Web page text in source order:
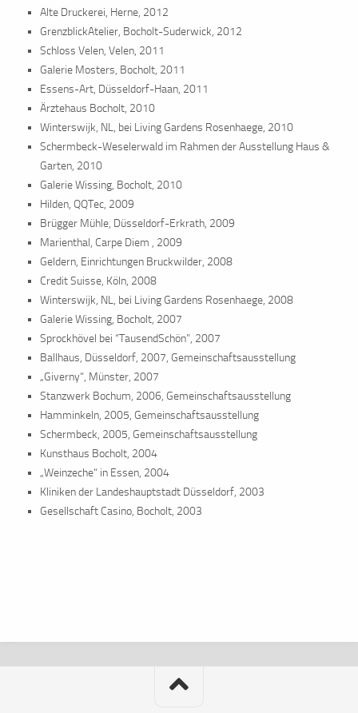
Alte Druckerei, Herne, 2012
GrenzblickAtelier, Bocholt-Suderwick, 2012
Schloss Velen, Velen, 2011
Galerie Mosters, Bocholt, 2011
Essens-Art, Düsseldorf-Haan, 2011
Ärztehaus Bocholt, 2010
Winterswijk, NL, bei Living Gardens Rosenhaege, 2010
Schermbeck-Weselerwald im Rahmen der Ausstellung Haus &
Garten, 2010
Galerie Wissing, Bocholt, 2010
Hilden, QQTec, 2009
Brügger Mühle, Düsseldorf-Erkrath, 2009
Marienthal, Carpe Diem , 2009
Geldern, Einrichtungen Bruckwilder, 2008
Credit Suisse, Köln, 2008
Winterswijk, NL, bei Living Gardens Rosenhaege, 2008
Galerie Wissing, Bocholt, 2007
Sprockhövel bei “TausendSchön”, 2007
Ballhaus, Düsseldorf, 2007, Gemeinschaftsausstellung
„Giverny“, Münster, 2007
Stanzwerk Bochum, 2006, Gemeinschaftsausstellung
Hamminkeln, 2005, Gemeinschaftsausstellung
Schermbeck, 2005, Gemeinschaftsausstellung
Kunsthaus Bocholt, 2004
„Weinzeche“ in Essen, 2004
Kliniken der Landeshauptstadt Düsseldorf, 2003
Gesellschaft Casino, Bocholt, 2003